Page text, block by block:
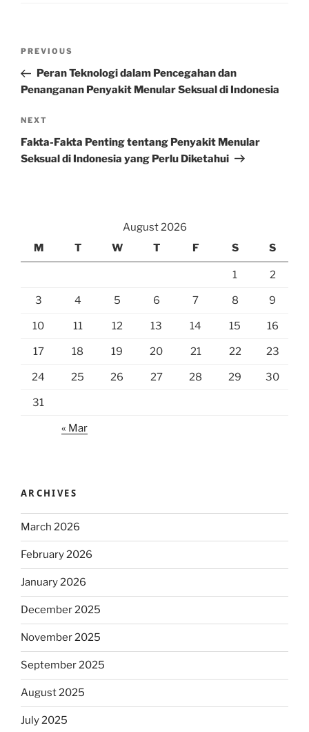
Previous
Post
PREVIOUS
Peran Teknologi dalam Pencegahan dan
Penanganan Penyakit Menular Seksual di Indonesia
Next
Post
NEXT
Fakta-Fakta Penting tentang Penyakit Menular
Seksual di Indonesia yang Perlu Diketahui
August 2026
M
T W T F S S
1 2
3 4 5 6 7 8 9
10 11 12 13 14 15 16
17 18 19 20 21 22 23
24 25 26 27 28 29 30
31
« Mar
ARCHIVES
March 2026
February 2026
January 2026
December 2025
November 2025
September 2025
August 2025
July 2025